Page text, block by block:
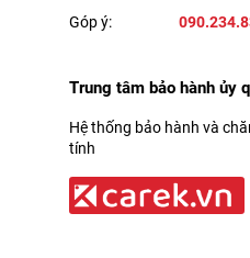
Góp ý:
Trung tâm bảo hành ủy
Hệ thống bảo hành và
tính